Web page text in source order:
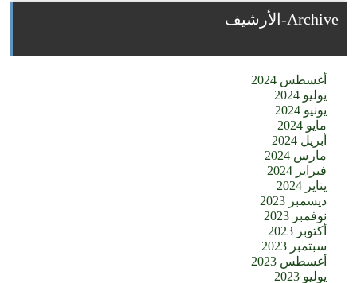
Archive-الأرشيف
أغسطس 2024
يوليو 2024
يونيو 2024
مايو 2024
أبريل 2024
مارس 2024
فبراير 2024
يناير 2024
ديسمبر 2023
نوفمبر 2023
أكتوبر 2023
سبتمبر 2023
أغسطس 2023
يوليو 2023